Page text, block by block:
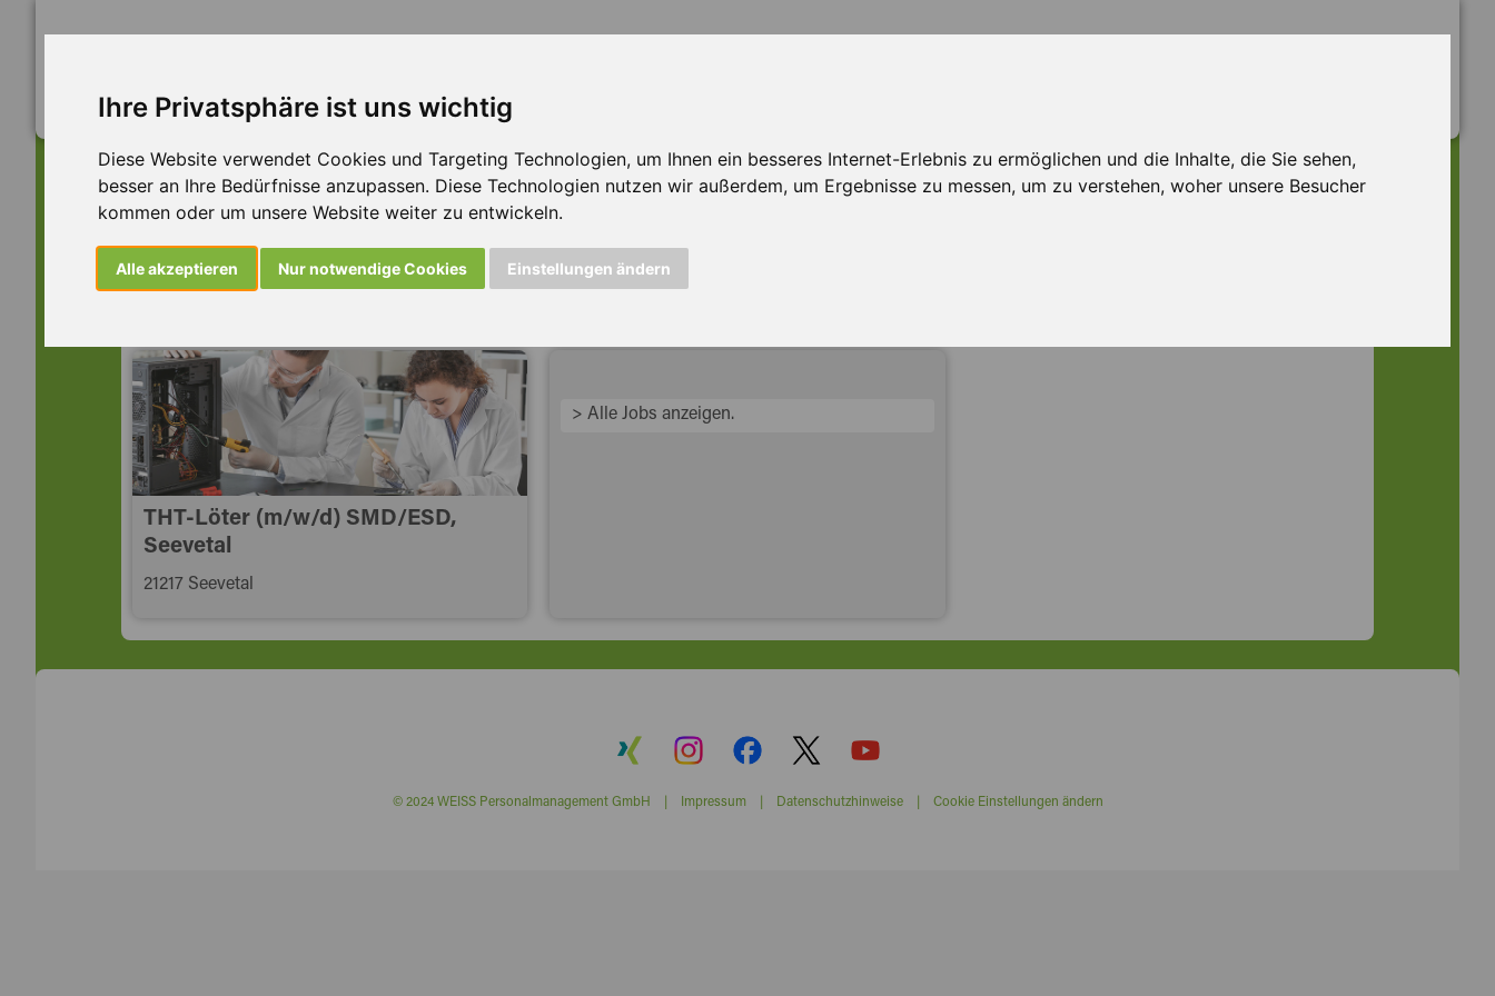
Ihre Privatsphäre ist uns wichtig
Diese Website verwendet Cookies und Targeting Technologien, um Ihnen ein besseres Internet-Erlebnis zu ermöglichen und die Inhalte, die Sie sehen,
besser an Ihre Bedürfnisse anzupassen. Diese Technologien nutzen wir außerdem, um Ergebnisse zu messen, um zu verstehen, woher unsere Besucher
kommen oder um unsere Website weiter zu entwickeln.
Alle akzeptieren Nur notwendige Cookies Einstellungen ändern
Dieser Job ist leider nicht mehr verfügbar ...
... aber vielleicht ist hier etwas dabei:
THT-Löter (m/w/d) SMD/ESD,
Seevetal
21217 Seevetal
> Alle Jobs anzeigen.
© 2024 WEISS Personalmanagement GmbH | Impressum| Datenschutzhinweise| Cookie Einstellungen ändern